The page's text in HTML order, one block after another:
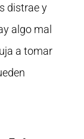
distrae y
algo mal
a tomar